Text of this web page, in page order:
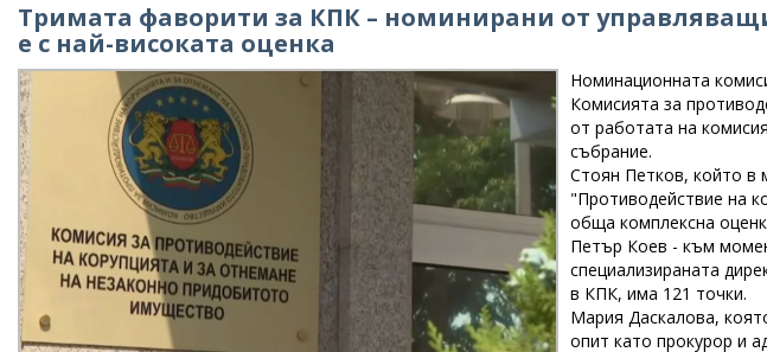
Тримата фаворити за КПК – номинирани от
е с най-високата оценка
Номинационната
Комисията за
от работата на
събрание.
Стоян Петков, който в
"Противодействие на
обща комплексна
Петър Коев - към
специализираната
в КПК, има 121 точки.
Мария Даскалова,
опит като прокурор и